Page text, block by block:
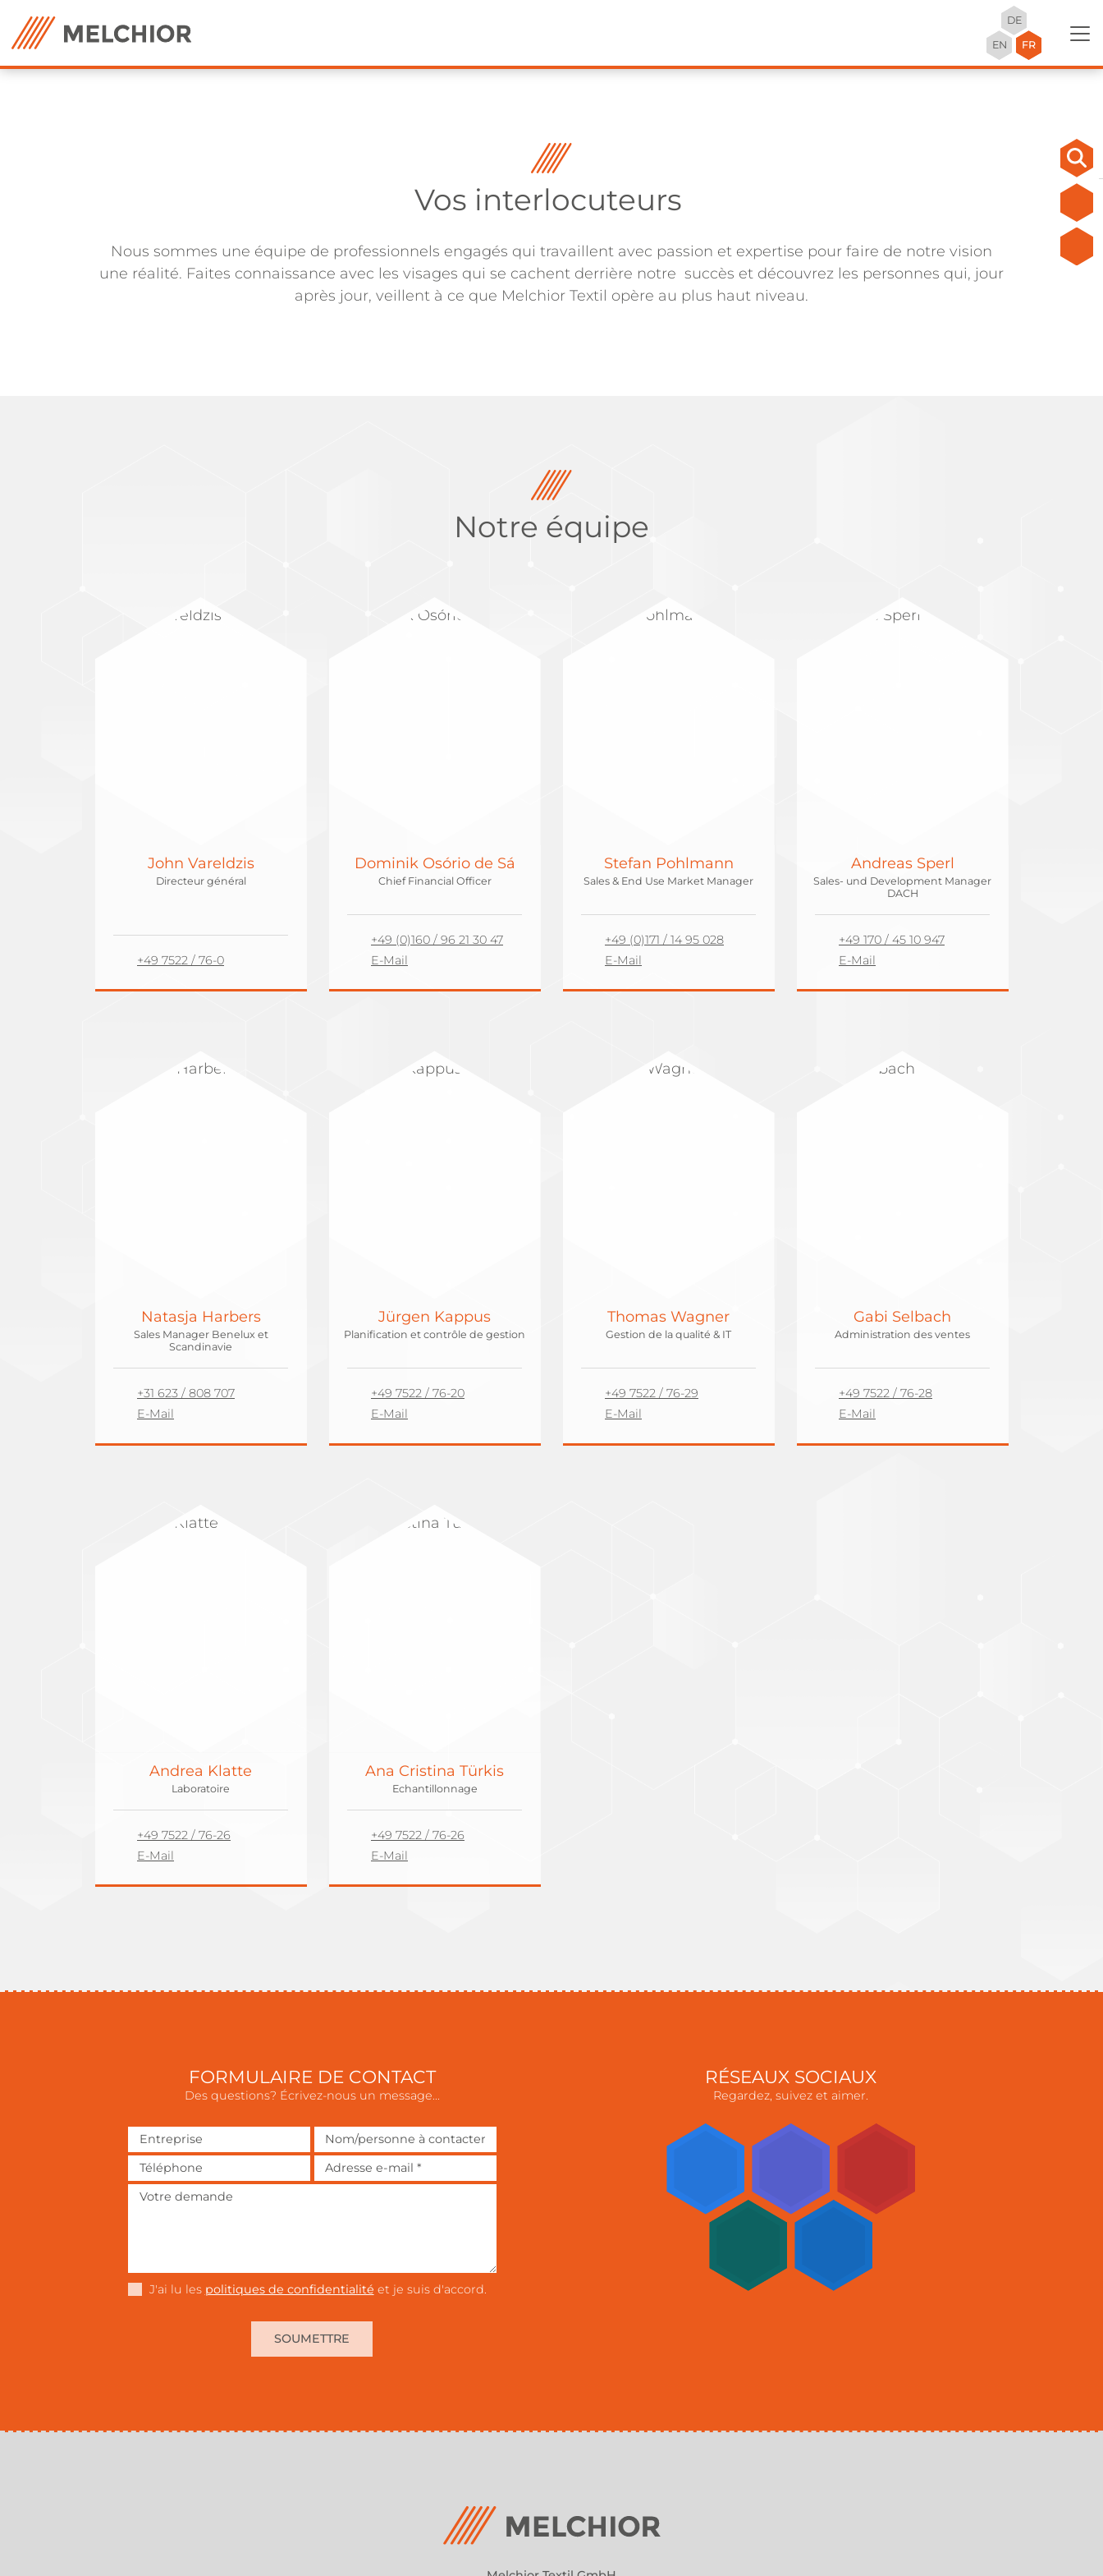
DE
EN FR
Vos interlocuteurs
Nous sommes une équipe de professionnels engagés qui travaillent avec passion et expertise pour faire de notre vision
une réalité. Faites connaissance avec les visages qui se cachent derrière notre succès et découvrez les personnes qui, jour
après jour, veillent à ce que Melchior Textil opère au plus haut niveau.
Notre équipe
John Vareldzis
Directeur général
+49 7522 / 76-0
Dominik Osório de Sá
Chief Financial Officer
+49 (0)160 / 96 21 30 47
E-Mail
Stefan Pohlmann
Sales & End Use Market Manager
+49 (0)171 / 14 95 028
E-Mail
Andreas Sperl
Sales- und Development Manager
DACH
+49 170 / 45 10 947
E-Mail
Natasja Harbers
Sales Manager Benelux et
Scandinavie
+31 623 / 808 707
E-Mail
Jürgen Kappus
Planification et contrôle de gestion
+49 7522 / 76-20
E-Mail
Thomas Wagner
Gestion de la qualité & IT
+49 7522 / 76-29
E-Mail
Gabi Selbach
Administration des ventes
+49 7522 / 76-28
E-Mail
Andrea Klatte
Laboratoire
+49 7522 / 76-26
E-Mail
Ana Cristina Türkis
Echantillonnage
+49 7522 / 76-26
E-Mail
FORMULAIRE DE CONTACT
Des questions? Écrivez-nous un message...
J'ai lu les politiques de confidentialité et je suis d'accord.
SOUMETTRE
RÉSEAUX SOCIAUX
Regardez, suivez et aimer.